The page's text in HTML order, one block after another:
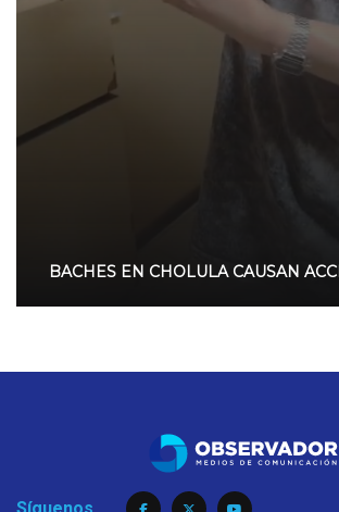
BACHES EN CHOLULA CAUSAN
Síguenos